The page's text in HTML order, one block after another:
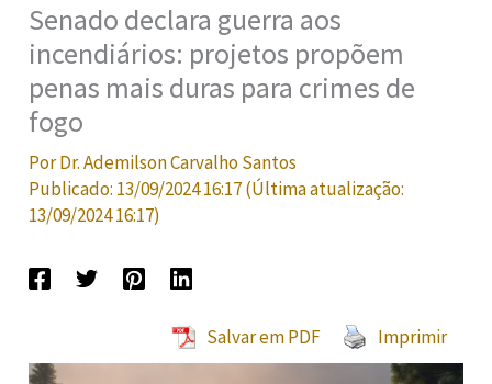
Senado declara guerra aos
incendiários: projetos propõem
penas mais duras para crimes de
fogo
PorDr. Ademilson Carvalho Santos
Publicado: 13/09/2024 16:17(Última atualização:
13/09/2024 16:17)
Salvar em PDF Imprimir